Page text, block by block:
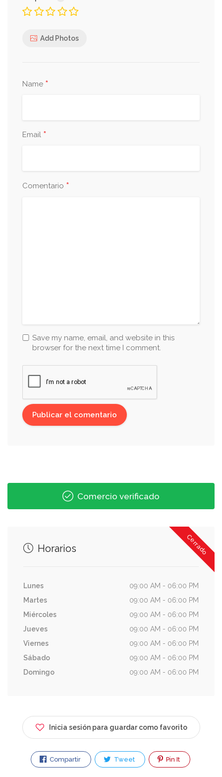
Add Photos
Name *
Email *
Comentario *
Save my name, email, and website in this
browser for the next time I comment.
Comercio verificado
Cerrado
Horarios
Lunes
09:00 AM - 06:00 PM
Martes
09:00 AM - 06:00 PM
Miércoles
09:00 AM - 06:00 PM
Jueves
09:00 AM - 06:00 PM
Viernes
09:00 AM - 06:00 PM
Sábado
09:00 AM - 06:00 PM
Domingo
09:00 AM - 06:00 PM
Inicia sesión para guardar como favorito
Compartir Tweet Pin It